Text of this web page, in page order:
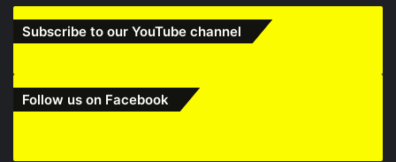
Subscribe to our YouTube channel
Follow us on Facebook